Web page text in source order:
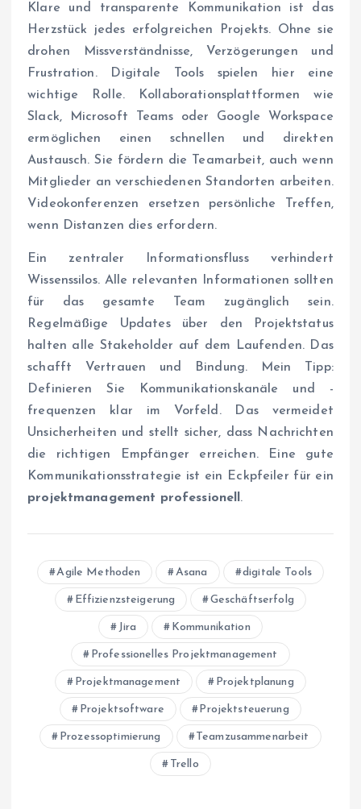
Klare und transparente Kommunikation ist das
Herzstück jedes erfolgreichen Projekts. Ohne sie
drohen Missverständnisse, Verzögerungen und
Frustration. Digitale Tools spielen hier eine
wichtige Rolle. Kollaborationsplattformen wie
Slack, Microsoft Teams oder Google Workspace
ermöglichen einen schnellen und direkten
Austausch. Sie fördern die Teamarbeit, auch wenn
Mitglieder an verschiedenen Standorten arbeiten.
Videokonferenzen ersetzen persönliche Treffen,
wenn Distanzen dies erfordern.
Ein zentraler Informationsfluss verhindert
Wissenssilos. Alle relevanten Informationen sollten
für das gesamte Team zugänglich sein.
Regelmäßige Updates über den Projektstatus
halten alle Stakeholder auf dem Laufenden. Das
schafft Vertrauen und Bindung. Mein Tipp:
Definieren Sie Kommunikationskanäle und -
frequenzen klar im Vorfeld. Das vermeidet
Unsicherheiten und stellt sicher, dass Nachrichten
die richtigen Empfänger erreichen. Eine gute
Kommunikationsstrategie ist ein Eckpfeiler für ein
projektmanagement professionell .
Agile Methoden Asana digitale Tools
Effizienzsteigerung Geschäftserfolg
Jira Kommunikation
Professionelles Projektmanagement
Projektmanagement Projektplanung
Projektsoftware Projektsteuerung
Prozessoptimierung Teamzusammenarbeit
Trello